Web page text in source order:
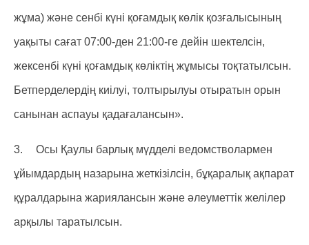
жұма) және сенбі күні қоғамдық көлік қозғалысының
уақыты сағат 07:00-ден 21:00-ге дейін шектелсін,
жексенбі күні қоғамдық көліктің жұмысы тоқтатылсын.
Бетперделердің киілуі, толтырылуы отыратын орын
санынан аспауы қадағалансын».
3. Осы Қаулы барлық мүдделі ведомстволармен
ұйымдардың назарына жеткізілсін, бұқаралық ақпарат
құралдарына жариялансын және әлеуметтік желілер
арқылы таратылсын.